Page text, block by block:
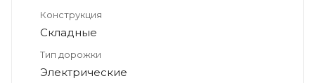
Конструкция
Складные
Тип дорожки
Электрические